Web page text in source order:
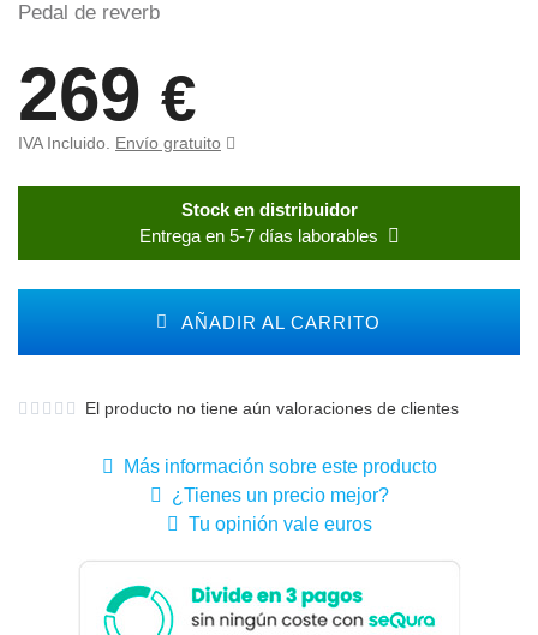
Pedal de reverb
269 €
IVA Incluido. Envío gratuito
Stock en distribuidor
Entrega en 5-7 días laborables
AÑADIR AL CARRITO
El producto no tiene aún valoraciones de clientes
Más información sobre este producto
¿Tienes un precio mejor?
Tu opinión vale euros